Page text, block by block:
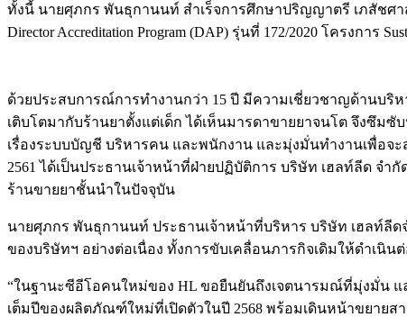
ทั้งนี้ นายศุภกร พันธุกานนท์ สำเร็จการศึกษาปริญญาตรี เภสัช
Director Accreditation Program (DAP) รุ่นที่ 172/2020 โครงการ
ด้วยประสบการณ์การทำงานกว่า 15 ปี มีความเชี่ยวชาญด้านบริ
เติบโตมากับร้านยาตั้งแต่เด็ก ได้เห็นมารดาขายยาจนโต จึงซึม
เรื่องระบบบัญชี บริหารคน และพนักงาน และมุ่งมั่นทำงานเพื่อจ
2561 ได้เป็นประธานเจ้าหน้าที่ฝ่ายปฏิบัติการ บริษัท เฮลท์ลีด
ร้านขายยาชั้นนำในปัจจุบัน
นายศุภกร พันธุกานนท์ ประธานเจ้าหน้าที่บริหาร บริษัท เฮลท์ลีด
ของบริษัทฯ อย่างต่อเนื่อง ทั้งการขับเคลื่อนภารกิจเดิมให้ดำเนิ
“ในฐานะซีอีโอคนใหม่ของ HL ขอยืนยันถึงเจตนารมณ์ที่มุ่งมั่น แล
เต็มปีของผลิตภัณฑ์ใหม่ที่เปิดตัวในปี 2568 พร้อมเดินหน้าขยาย